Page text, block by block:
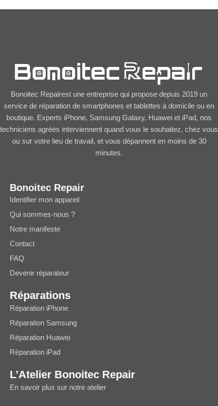
Bonoitec Repairest une entreprise qui propose depuis 2019 un
service de réparation de smartphones et tablettes à domicile ou en
boutique. Experts iPhone, Samsung Galaxy, Huawei et iPad, nos
techniciens agréés interviennent quand vous le souhaitez, chez vous
ou sur votre lieu de travail, et vous dépannent en moins de 30
minutes.
Bonoitec Repair
Identifier mon appareil
Qui sommes-nous ?
Notre manifeste
Contact
FAQ
Devenir réparateur
Réparations
Réparation iPhone
Réparation Samsung
Réparation Huawei
Réparation iPad
L’Atelier Bonoitec Repair
En savoir plus sur notre atelier